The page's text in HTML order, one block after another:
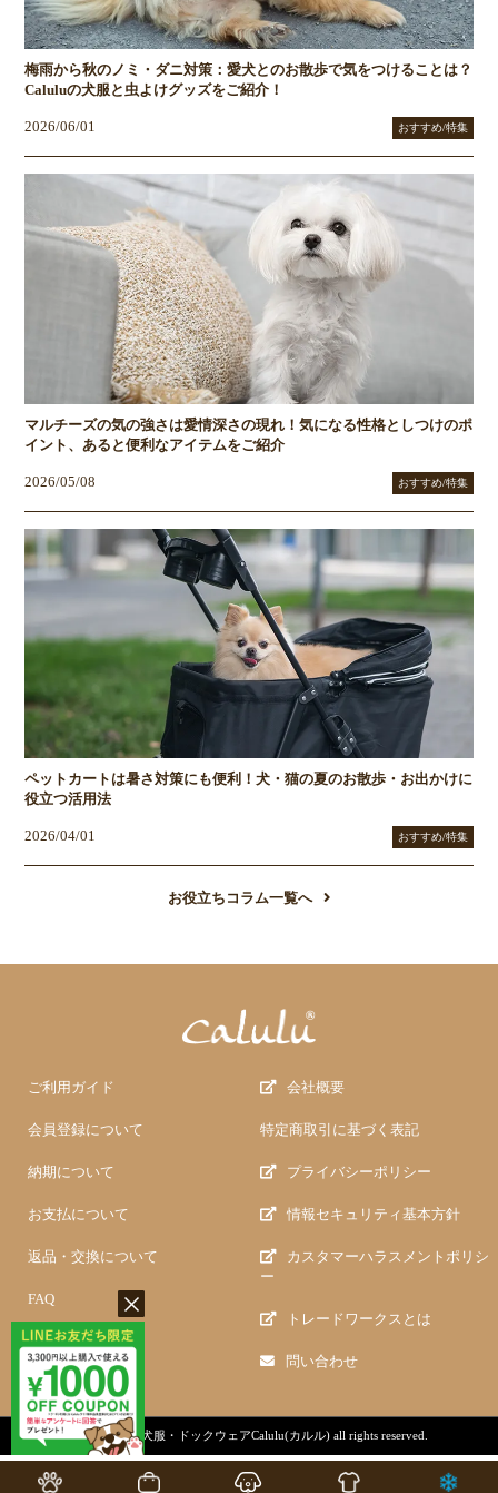
梅雨から秋のノミ・ダニ対策：愛犬とのお散歩で気をつけることは？
Caluluの犬服と虫よけグッズをご紹介！
2026/06/01 おすすめ/特集
マルチーズの気の強さは愛情深さの現れ！気になる性格としつけのポ
イント、あると便利なアイテムをご紹介
2026/05/08 おすすめ/特集
ペットカートは暑さ対策にも便利！犬・猫の夏のお散歩・お出かけに
役立つ活用法
2026/04/01 おすすめ/特集
お役立ちコラム一覧へ
ご利用ガイド
会員登録について
納期について
お支払について
返品・交換について
FAQ
会社概要
特定商取引に基づく表記
プライバシーポリシー
情報セキュリティ基本方針
カスタマーハラスメントポリシ
ー
トレードワークスとは
問い合わせ
copyright (c)犬服・ドックウェアCalulu(カルル) all rights reserved.